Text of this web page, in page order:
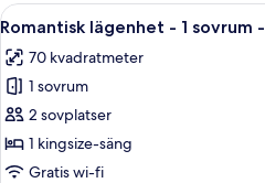
Öppna
alla
foton
för
Romantisk
lägenhet
-
13
Romantisk lägenhet - 1
70 kvadratmeter
1 sovrum
2 sovplatser
1 kingsize-säng
Gratis wi-fi